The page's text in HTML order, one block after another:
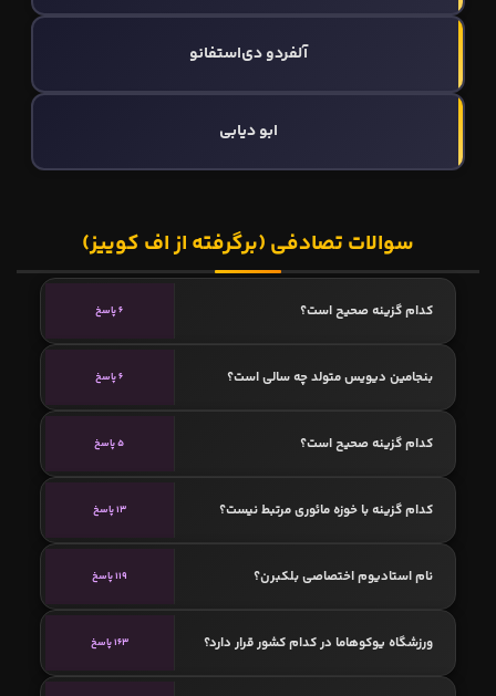
آلفردو دی‌استفانو
ابو دیابی
سوالات تصادفی (برگرفته از اف کوییز)
کدام گزینه صحیح است؟ 6 پاسخ
بنجامین دیویس متولد چه سالی است؟ 6 پاسخ
کدام گزینه صحیح است؟ 5 پاسخ
کدام گزینه با خوزه مائوری مرتبط نیست؟ 13 پاسخ
نام استادیوم اختصاصی بلکبرن؟ 119 پاسخ
ورزشگاه یوکوهاما در کدام کشور قرار دارد؟ 163 پاسخ